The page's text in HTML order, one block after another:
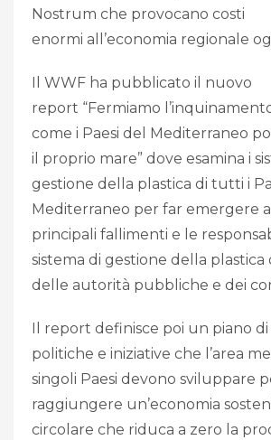
Nostrum che provocano costi
enormi all’economia regionale
Il WWF ha pubblicato il nuovo
report “Fermiamo
come i Paesi del Mediterraneo
il proprio mare” dove esamina i
gestione della plastica di tutti i
Mediterraneo per far emergere
principali fallimenti e le
sistema di gestione della
delle autorità pubbliche e dei
Il report definisce poi un piano di
politiche e iniziative che l’area
singoli Paesi devono sviluppare
raggiungere un’economia
circolare che riduca a zero la